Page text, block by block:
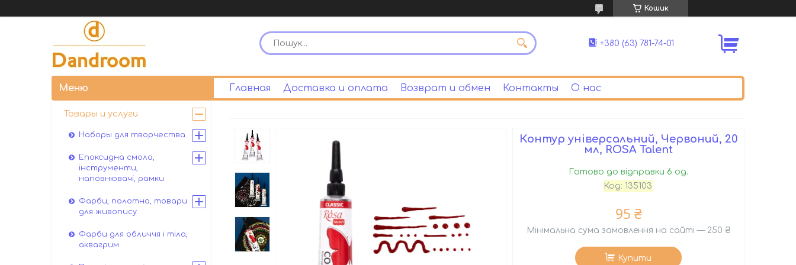
Кошик
+380 (63) 781-74-01
Главная Доставка и оплата Возврат и обмен Контакты О нас
Контур універсальний, Червоний, 20
мл, ROSA Talent
Готово до відправки 6 од.
Код: 135103
95 ₴
Мінімальна сума замовлення на сайті — 250 ₴
Купити
Товары и услуги
Наборы для творчества
Епоксидна смола,
інструменти,
наповнювачі, рамки
Фарби, полотна, товари
для живопису
Фарби для обличчя і тіла,
аквагрим